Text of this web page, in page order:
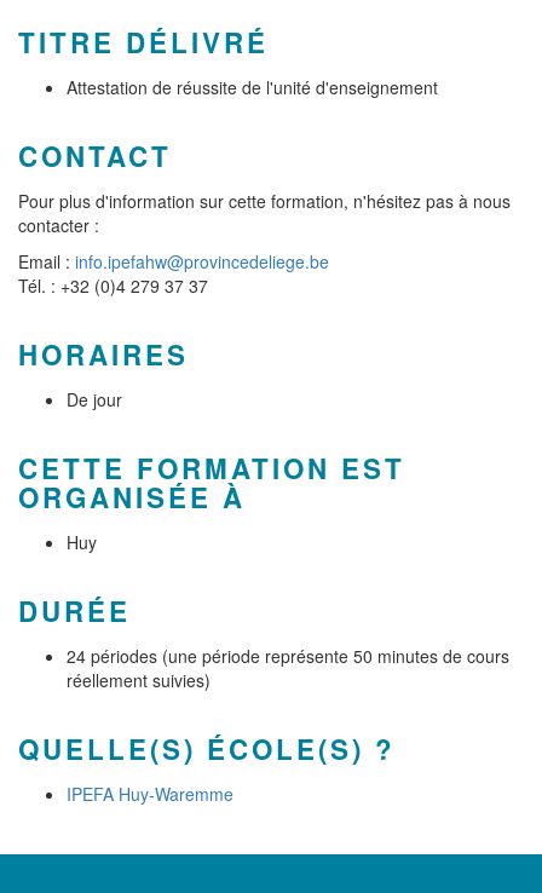
TITRE DÉLIVRÉ
Attestation de réussite de l'unité d'enseignement
CONTACT
Pour plus d'information sur cette formation, n'hésitez pas à nous
contacter :
Email : info.ipefahw@provincedeliege.be
Tél. : +32 (0)4 279 37 37
HORAIRES
De jour
CETTE FORMATION EST
ORGANISÉE À
Huy
DURÉE
24 périodes (une période représente 50 minutes de cours
réellement suivies)
QUELLE(S) ÉCOLE(S) ?
IPEFA Huy-Waremme